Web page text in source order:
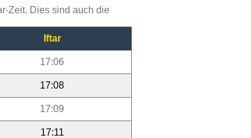
Zeit. Dies sind auch die
Iftar
17:06
17:08
17:09
17:11